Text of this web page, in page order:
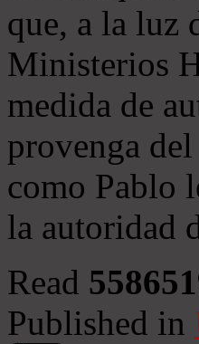
que, a la luz
Ministerios
medida de
provenga
como Pablo
la autoridad
Read
Published in